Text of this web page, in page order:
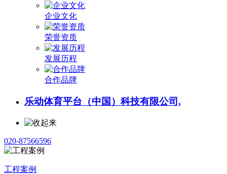
企业文化
荣誉资质
发展历程
合作品牌
乐动体育平台（中国）科技有限公司,
020-87566596
工程案例